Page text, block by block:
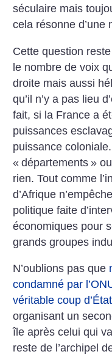
séculaire mais
cela résonne d’une
Cette question
le nombre de voix
droite mais aussi
qu’il n’y a pas lieu
fait, si la France a
puissances
puissance
« départements »
rien. Tout comme
d’Afrique
politique faite
économiques pour
grands groupes
N’oublions pas que
condamné par
véritable coup
organisant un
île après celui qui
reste de l’archipel